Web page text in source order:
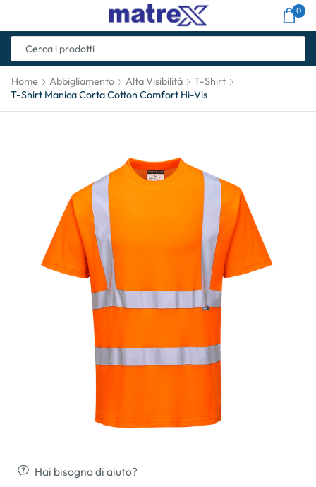
0
Home Abbigliamento Alta Visibilità
T-Shirt
T-Shirt Manica Corta Cotton Comfort Hi-Vis
Hai bisogno di aiuto?